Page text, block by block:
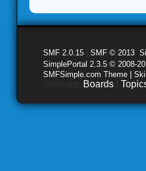
SMF 2.0.15 SMF © 2013
SimplePortal 2.3.5 © 2008-
SMFSimple.com Theme |
Boards